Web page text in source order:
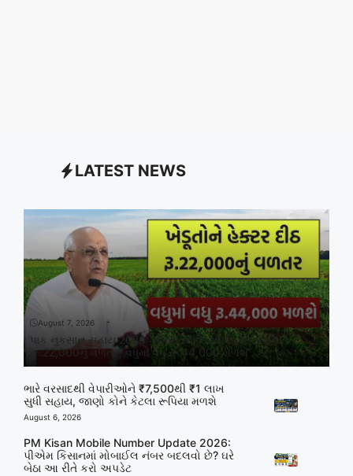
LATEST NEWS
August 7, 2026
પાક નુકસાન સહાય 2026: ગુજરાતના ખેડૂતોને હેક્ટર દીઠ
રૂ.22,000નું વળતર, વધુમાં વધુ રૂ.44,000 મળશે
ભારે વરસાદથી વેપારીઓને ₹7,500થી ₹1 લાખ
સુધી સહાય, જાણો કોને કેટલા રૂપિયા મળશે
August 6, 2026
PM Kisan Mobile Number Update 2026:
પીએમ કિસાનમાં મોબાઈલ નંબર બદલવો છે? ઘરે
બેઠા આ રીતે કરો અપડેટ